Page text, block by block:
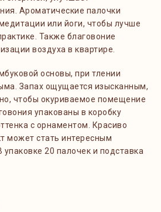
Ароматические палочки
или йоги, чтобы лучше
Также благовоние
воздуха в квартире.
основы, при тлении
Запах ощущается изысканным,
чтобы окуриваемое помещение
упакованы в коробку
с орнаментом. Красиво
может стать интересным
20 палочек и подставка